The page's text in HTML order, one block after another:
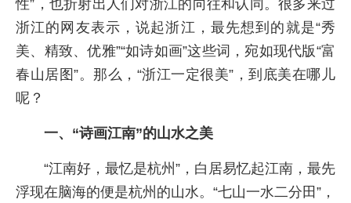
性”，也折射出人们对浙江的向往和认同。很多来过
浙江的网友表示，说起浙江，最先想到的就是“秀
美、精致、优雅”“如诗如画”这些词，宛如现代版“富
春山居图”。那么，“浙江一定很美”，到底美在哪儿
呢？
一、“诗画江南”的山水之美
“江南好，最忆是杭州”，白居易忆起江南，最先
浮现在脑海的便是杭州的山水。“七山一水二分田”，